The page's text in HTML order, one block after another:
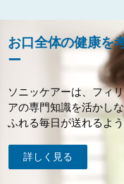
お口全体の健康を
ー
ソニッケアーは、フィ
アの専門知識を活かし
ふれる毎日が送れるよ
詳しく見る